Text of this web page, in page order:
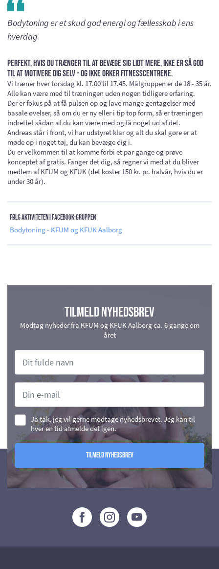
Bodytoning er et skud god energi og fællesskab i ens
hverdag
Perfekt, hvis du trænger til at bevæge sig lidt mere, ikke er så god
til at motivere dig selv - og ikke orker fitnesscentrene.
Vi træner hver torsdag kl. 17.00 til 17.45. Målgruppen er de 18 - 35 år.
Alle kan være med til træningen uden nogen tidligere erfaring.
Der er fokus på at få pulsen op og lave mange gentagelser med
basale øvelser, så om du er ny eller i tip top form, så er træningen
indrettet sådan at du kan være med og få noget ud af det.
Andreas står i front, vi har udstyret klar og alt du skal gøre er at
møde op i noget tøj, du kan bevæge dig i.
Du er velkommen til at komme forbi et par gange og prøve
konceptet af gratis. Fanger det dig, så regner vi med at du bliver
medlem af KFUM og KFUK (det koster 150 kr. pr. halvår, hvis du er
under 30 år).
Følg aktiviteten i facebook-gruppen
Bodytoning - KFUM og KFUK Aalborg
Tilmeld nyhedsbrev
Modtag nyheder fra KFUM og KFUK Aalborg ca. 6 gange om
året
Ja tak, jeg vil gerne modtage nyhedsbrevet. Jeg kan til
hver en tid afmelde det igen.
Tilmeld nyhedsbrev